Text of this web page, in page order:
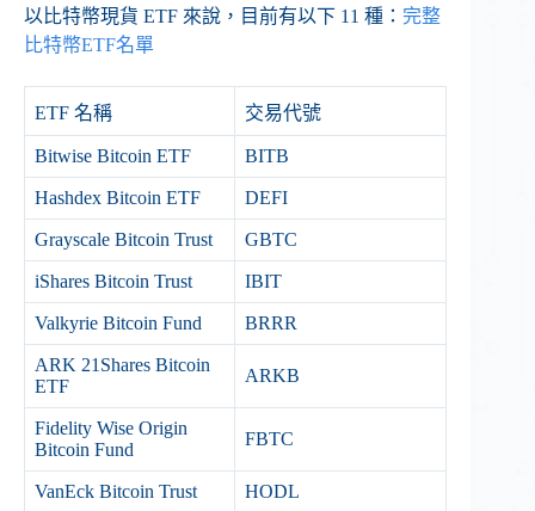
以比特幣現貨 ETF 來說，目前有以下 11 種： 完整
比特幣ETF名單
ETF 名稱 交易代號
Bitwise Bitcoin ETF BITB
Hashdex Bitcoin ETF DEFI
Grayscale Bitcoin Trust GBTC
iShares Bitcoin Trust IBIT
Valkyrie Bitcoin Fund BRRR
ARK 21Shares Bitcoin
ETF
ARKB
Fidelity Wise Origin
Bitcoin Fund
FBTC
VanEck Bitcoin Trust HODL